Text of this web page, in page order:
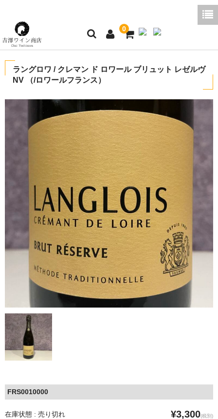
0
ご利用ガイド
好みから探す
ブログコラム
よくあるご質問
お問い合わせ
お買い物かご
ラングロワ / クレマン ド ロワール ブリュット レゼルヴ
NV （/ロワールフランス）
FRS0010000
在庫状態 : 売り切れ ¥3,300(税別)